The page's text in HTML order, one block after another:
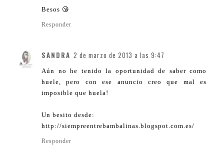
Besos 😘
Responder
SANDRA 2 de marzo de 2013 a las 9:47
Aún no he tenido la oportunidad de saber como
huele, pero con ese anuncio creo que mal es
imposible que huela!
Un besito desde:
http://siempreentrebambalinas.blogspot.com.es/
Responder